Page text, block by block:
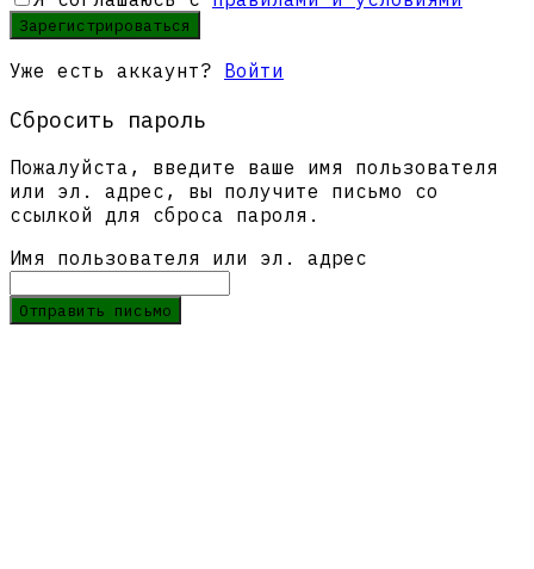
Зарегистрироваться
Уже есть аккаунт? Войти
Сбросить пароль
Пожалуйста, введите ваше имя пользователя
или эл. адрес, вы получите письмо со
ссылкой для сброса пароля.
Имя пользователя или эл. адрес
Отправить письмо